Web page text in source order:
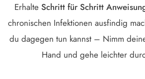
Erhalte Schritt für Schritt
chronischen Infektionen ausfindig
du dagegen tun kannst – Nimm
Hand und gehe leichter